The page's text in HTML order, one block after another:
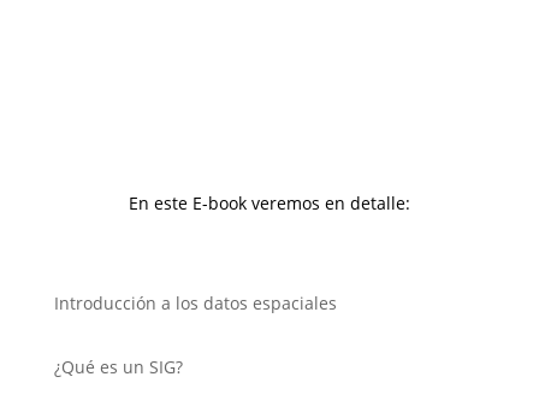
En este E-book veremos en detalle:
Introducción a los datos espaciales
¿Qué es un SIG?